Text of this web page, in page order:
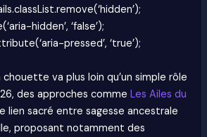
hidden’, ‘false’);
pressed’, ‘true’);
va plus loin qu’un simple rôle
des approches commeLes Ailes du
lien sacré entre sagesse ancestrale
proposant notamment des